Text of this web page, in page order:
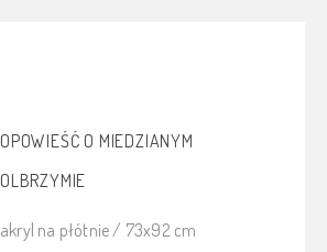
OPOWIEŚĆ O MIEDZIANYM
OLBRZYMIE
akryl na płótnie / 73x92 cm